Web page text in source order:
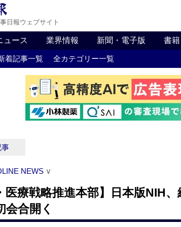
日報ウェブサイト
ュース 業界情報 新聞・電子版 書
着記事一覧 全カテゴリー一覧
事
NEWS ∨
医療戦略推進本部】日本版NIH
会合開く